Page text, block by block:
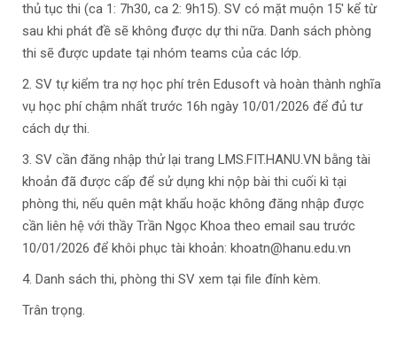
thủ tục thi (ca 1: 7h30, ca 2: 9h15). SV có mặt muộn 15' kể từ
sau khi phát đề sẽ không được dự thi nữa. Danh sách phòng
thi sẽ được update tại nhóm teams của các lớp.
2. SV tự kiểm tra nợ học phí trên Edusoft và hoàn thành nghĩa
vụ học phí chậm nhất trước 16h ngày 10/01/2026 để đủ tư
cách dự thi.
3. SV cần đăng nhập thử lại trang LMS.FIT.HANU.VN bằng tài
khoản đã được cấp để sử dụng khi nộp bài thi cuối kì tại
phòng thi, nếu quên mật khẩu hoặc không đăng nhập được
cần liên hệ với thầy Trần Ngọc Khoa theo email sau trước
10/01/2026 để khôi phục tài khoản: khoatn@hanu.edu.vn
4. Danh sách thi, phòng thi SV xem tại file đính kèm.
Trân trọng.